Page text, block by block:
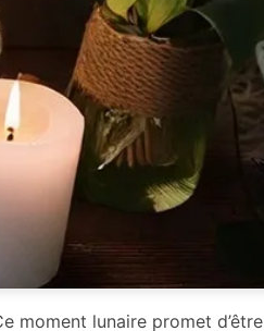
moment lunaire promet d’être